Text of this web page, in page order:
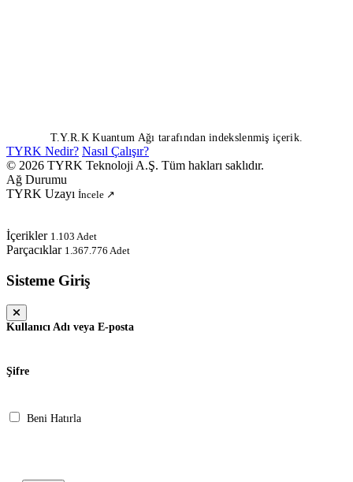
T.Y.R.K Kuantum Ağı tarafından indekslenmiş içerik.
TYRK Nedir? Nasıl Çalışır?
© 2026 TYRK Teknoloji A.Ş. Tüm hakları saklıdır.
Ağ Durumu
TYRK Uzayı İncele ↗
İçerikler 1.103 Adet
Parçacıklar 1.367.776 Adet
Sisteme Giriş
Kullanıcı Adı veya E-posta
Şifre
Beni Hatırla